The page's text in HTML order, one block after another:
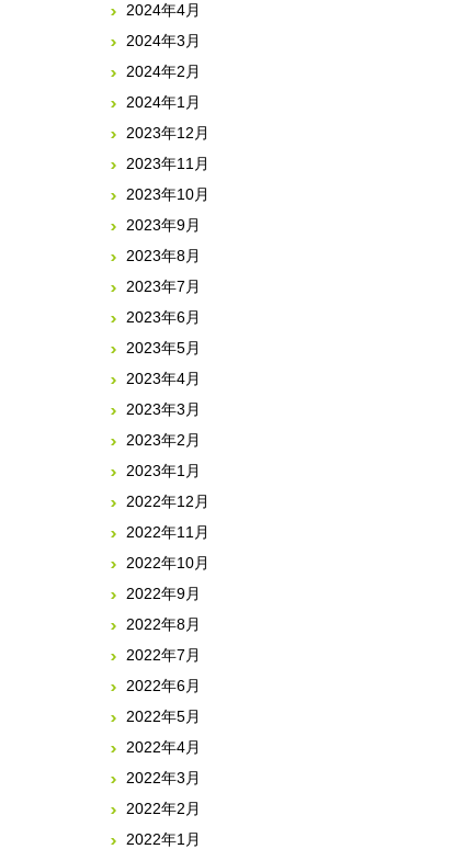
2024年4月
2024年3月
2024年2月
2024年1月
2023年12月
2023年11月
2023年10月
2023年9月
2023年8月
2023年7月
2023年6月
2023年5月
2023年4月
2023年3月
2023年2月
2023年1月
2022年12月
2022年11月
2022年10月
2022年9月
2022年8月
2022年7月
2022年6月
2022年5月
2022年4月
2022年3月
2022年2月
2022年1月